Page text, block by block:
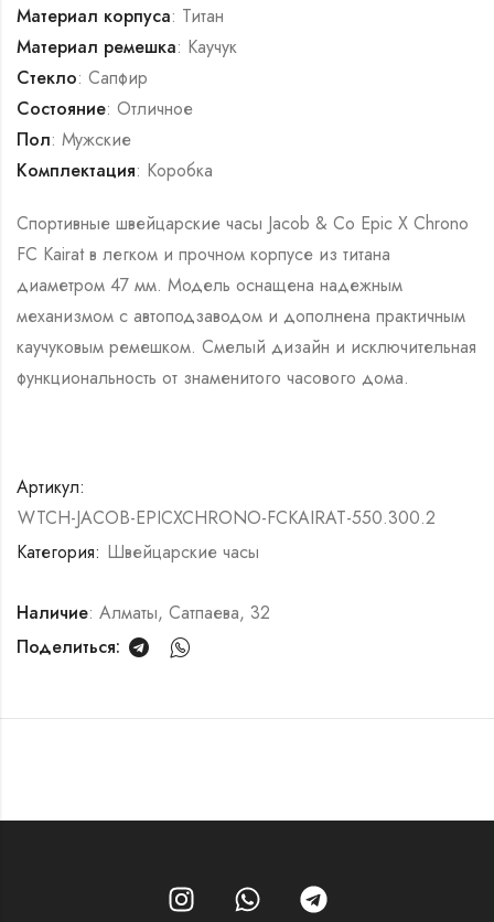
Материал корпуса: Титан
Материал ремешка: Каучук
Стекло: Сапфир
Состояние: Отличное
Пол: Мужские
Комплектация: Коробка
Спортивные швейцарские часы Jacob & Co Epic X Chrono
FC Kairat в легком и прочном корпусе из титана
диаметром 47 мм. Модель оснащена надежным
механизмом с автоподзаводом и дополнена практичным
каучуковым ремешком. Смелый дизайн и исключительная
функциональность от знаменитого часового дома.
Артикул:
WTCH-JACOB-EPICXCHRONO-FCKAIRAT-550.300.2
Категория: Швейцарские часы
Наличие: Алматы, Сатпаева, 32
Поделиться: